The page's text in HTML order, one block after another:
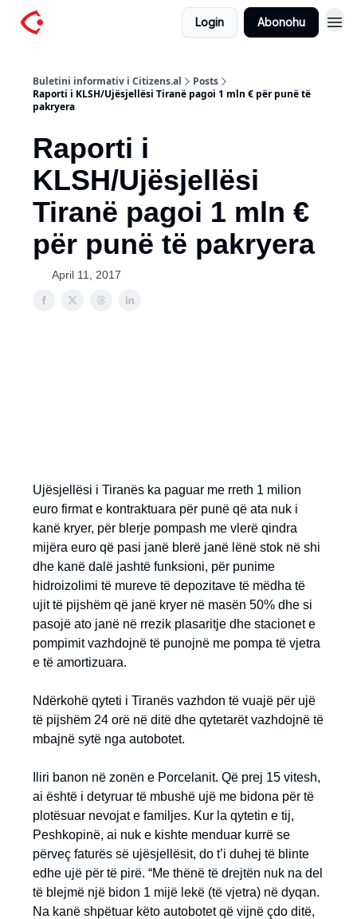
Login Abonohu
Buletini informativ i Citizens.al
Posts
Raporti i KLSH/Ujësjellësi Tiranë pagoi 1 mln € për punë të
pakryera
Raporti i
KLSH/Ujësjellësi
Tiranë pagoi 1 mln €
për punë të pakryera
April 11, 2017
Ujësjellësi i Tiranës ka paguar me rreth 1 milion
euro firmat e kontraktuara për punë që ata nuk i
kanë kryer, për blerje pompash me vlerë qindra
mijëra euro që pasi janë blerë janë lënë stok në shi
dhe kanë dalë jashtë funksioni, për punime
hidroizolimi të mureve të depozitave të mëdha të
ujit të pijshëm që janë kryer në masën 50% dhe si
pasojë ato janë në rrezik plasaritje dhe stacionet e
pompimit vazhdojnë të punojnë me pompa të vjetra
e të amortizuara.
Ndërkohë qyteti i Tiranës vazhdon të vuajë për ujë
të pijshëm 24 orë në ditë dhe qytetarët vazhdojnë të
mbajnë sytë nga autobotet.
Iliri banon në zonën e Porcelanit. Që prej 15 vitesh,
ai është i detyruar të mbushë ujë me bidona për të
plotësuar nevojat e familjes. Kur la qytetin e tij,
Peshkopinë, ai nuk e kishte menduar kurrë se
përveç faturës së ujësjellësit, do t’i duhej të blinte
edhe ujë për të pirë. “Me thënë të drejtën nuk na del
të blejmë një bidon 1 mijë lekë (të vjetra) në dyqan.
Na kanë shpëtuar këto autobotet që vijnë çdo ditë,